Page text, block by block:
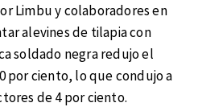
Limbu y colaboradores en
alevines de tilapia con
soldado negra redujo el
por ciento, lo que condujo a
de 4 por ciento.